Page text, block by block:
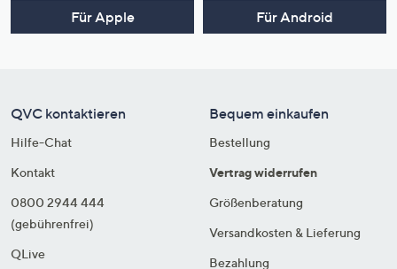
Für Apple Für Android
QVC kontaktieren
Hilfe-Chat
Kontakt
0800 2944 444
(gebührenfrei)
QLive
Bequem einkaufen
Bestellung
Vertrag widerrufen
Größenberatung
Versandkosten & Lieferung
Bezahlung